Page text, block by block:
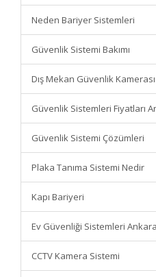
Neden Bariyer Sistemleri
Güvenlik Sistemi Bakımı
Dış Mekan Güvenlik Kamerası
Güvenlik Sistemleri Fiyatları
Güvenlik Sistemi Çözümleri
Plaka Tanıma Sistemi Nedir
Kapı Bariyeri
Ev Güvenliği Sistemleri Ankara
CCTV Kamera Sistemi